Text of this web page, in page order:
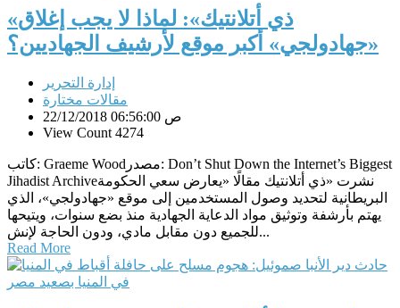
«ذي أتلانتيك»: لماذا لا يجب إغلاق
«جهادولجي» أكبر موقع لأرشيف الجهاديين؟
إدارة التحرير
مقالات مختارة
22/12/2018 06:56:00 ص
View Count 4274
كاتب: Graeme Woodمصدر: Don’t Shut Down the Internet’s Biggest
Jihadist Archiveنشرت «ذي أتلانتيك مقالًا «يعارض سعي الحكومة
البريطانية لتحديد وصول المستخدمين إلى موقع «جهادولجي»، الذي
يهتم بأرشفة وتوثيق مواد الدعاية الجهادية منذ بضع سنوات، ويتيحها
للجميع دون مقابل مادي، ودون الحاجة لإنش...
Read More